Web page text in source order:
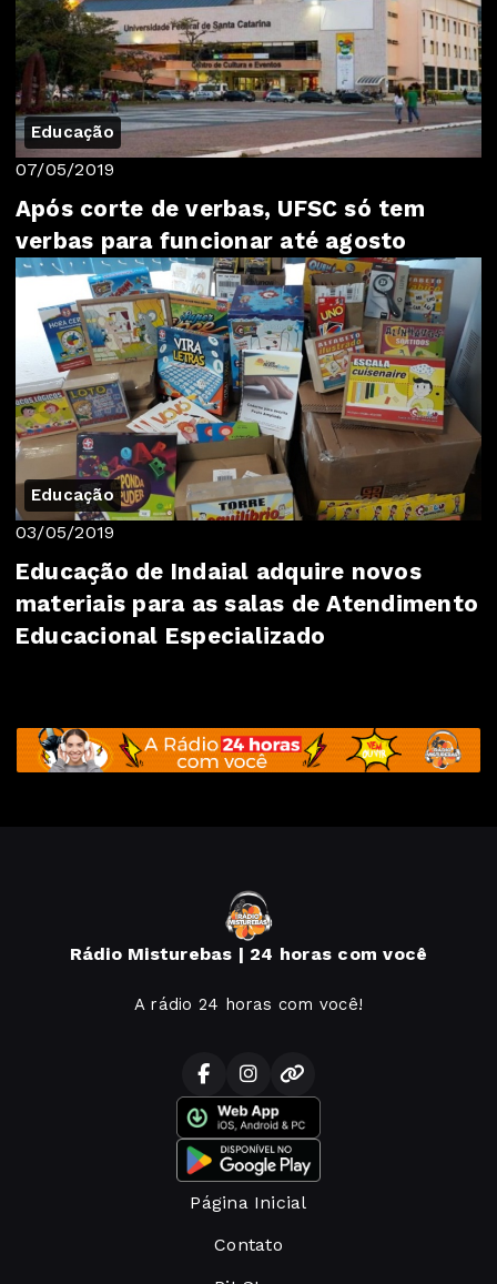
Educação
07/05/2019
Após corte de verbas, UFSC só tem
verbas para funcionar até agosto
Educação
03/05/2019
Educação de Indaial adquire novos
materiais para as salas de Atendimento
Educacional Especializado
Rádio Misturebas | 24 horas com você
A rádio 24 horas com você!
Página Inicial
Contato